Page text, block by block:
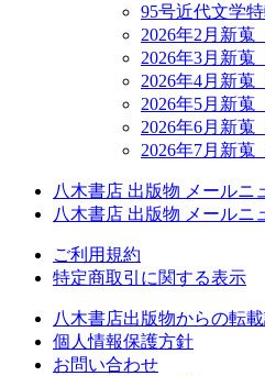
95号近代文学
2026年2月新蒐
2026年3月新蒐
2026年4月新蒐
2026年5月新蒐
2026年6月新蒐
2026年7月新蒐
八木書店 出版物 メールニ
八木書店 出版物 メールニ
ご利用規約
特定商取引に関する表示
八木書店出版物からの転
個人情報保護方針
お問い合わせ